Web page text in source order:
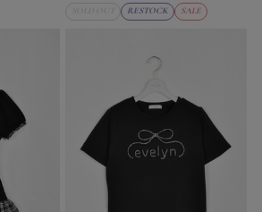
RESTOCK SALE